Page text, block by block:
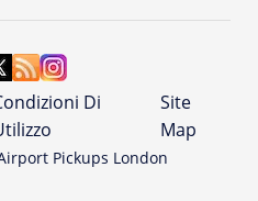
Pickups London
Di
Site
Map